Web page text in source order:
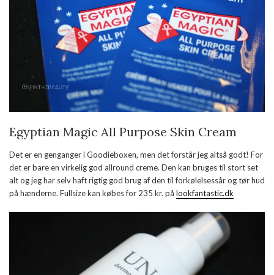
Egyptian Magic All Purpose Skin Cream
Det er en genganger i Goodieboxen, men det forstår jeg altså godt! For
det er bare en virkelig god allround creme. Den kan bruges til stort set
alt og jeg har selv haft rigtig god brug af den til forkølelsessår og tør hud
på hænderne. Fullsize kan købes for 235 kr. på lookfantastic.dk